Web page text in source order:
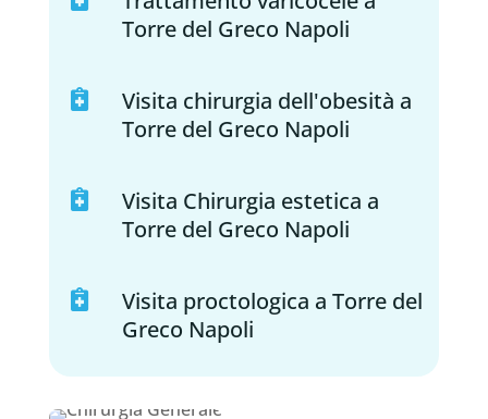
Torre del Greco Napoli

Visita chirurgia dell'obesità a
Torre del Greco Napoli

Visita Chirurgia estetica a
Torre del Greco Napoli

Visita proctologica a Torre del
Greco Napoli